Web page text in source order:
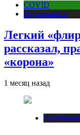
COVID
Публикации
Легкий
рассказал,
«корона»
1 месяц назад